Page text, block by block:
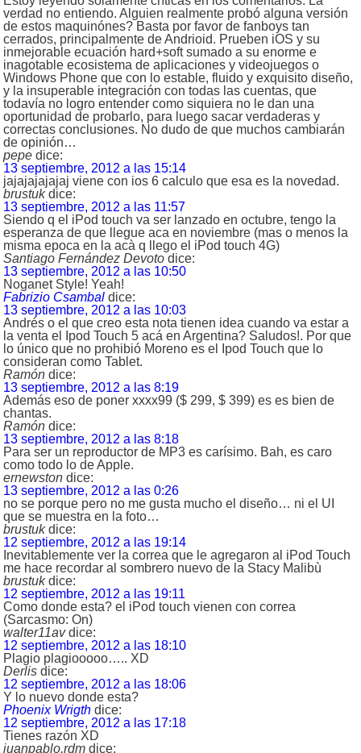
verdad no entiendo. Alguien realmente probó alguna versión
de estos maquinónes? Basta por favor de fanboys tan
cerrados, principalmente de Andrioid. Prueben iOS y su
inmejorable ecuación hard+soft sumado a su enorme e
inagotable ecosistema de aplicaciones y videojuegos o
Windows Phone que con lo estable, fluido y exquisito diseño,
y la insuperable integración con todas las cuentas, que
todavía no logro entender como siquiera no le dan una
oportunidad de probarlo, para luego sacar verdaderas y
correctas conclusiones. No dudo de que muchos cambiarán
de opinión…
pepe dice:
13 septiembre, 2012 a las 15:14
jajajajajajaj viene con ios 6 calculo que esa es la novedad.
brustuk dice:
13 septiembre, 2012 a las 11:57
Siendo q el iPod touch va ser lanzado en octubre, tengo la
esperanza de que llegue aca en noviembre (mas o menos la
misma epoca en la acà q llego el iPod touch 4G)
Santiago Fernández Devoto dice:
13 septiembre, 2012 a las 10:50
Noganet Style! Yeah!
Fabrizio Csambal dice:
13 septiembre, 2012 a las 10:03
Andrés o el que creo esta nota tienen idea cuando va estar a
la venta el Ipod Touch 5 acá en Argentina? Saludos!. Por que
lo único que no prohibió Moreno es el Ipod Touch que lo
consideran como Tablet.
Ramón dice:
13 septiembre, 2012 a las 8:19
Además eso de poner xxxx99 ($ 299, $ 399) es es bien de
chantas.
Ramón dice:
13 septiembre, 2012 a las 8:18
Para ser un reproductor de MP3 es carísimo. Bah, es caro
como todo lo de Apple.
ernewston dice:
13 septiembre, 2012 a las 0:26
no se porque pero no me gusta mucho el diseño… ni el UI
que se muestra en la foto…
brustuk dice:
12 septiembre, 2012 a las 19:14
Inevitablemente ver la correa que le agregaron al iPod Touch
me hace recordar al sombrero nuevo de la Stacy Malibù
brustuk dice:
12 septiembre, 2012 a las 19:11
Como donde esta? el iPod touch vienen con correa
(Sarcasmo: On)
walter11av dice:
12 septiembre, 2012 a las 18:10
Plagio plagiooooo….. XD
Derlis dice:
12 septiembre, 2012 a las 18:06
Y lo nuevo donde esta?
Phoenix Wrigth dice:
12 septiembre, 2012 a las 17:18
Tienes razón XD
juanpablo.rdm dice: